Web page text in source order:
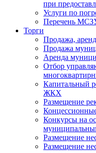
при
Услуги по
Перечень
Торги
Продажа,
Продажа
Аренда
Отбор
Капитальный
ЖКХ
Размещение
Конкурсы на
Размещение
Размещение